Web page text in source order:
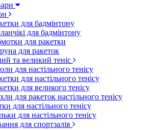
для бадмінтону
для бадмінтону
для ракетки
для ракеток
та великий теніс
для настільного тенісу
для настільного тенісу
для великого тенісу
для ракеток настільного тенісу
для настільного тенісу
для настільного тенісу
для спортзалів